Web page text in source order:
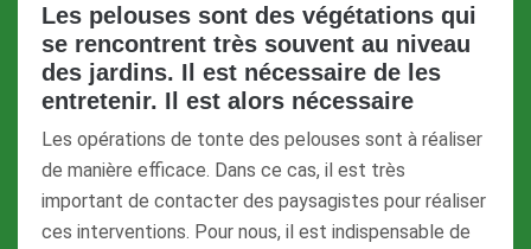
Les pelouses sont des végétations qui
se rencontrent très souvent au niveau
des jardins. Il est nécessaire de les
entretenir. Il est alors nécessaire
Les opérations de tonte des pelouses sont à réaliser
de manière efficace. Dans ce cas, il est très
important de contacter des paysagistes pour réaliser
ces interventions. Pour nous, il est indispensable de